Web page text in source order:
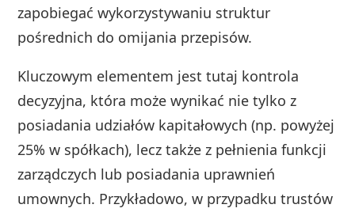
zapobiegać wykorzystywaniu struktur
pośrednich do omijania przepisów.
Kluczowym elementem jest tutaj kontrola
decyzyjna, która może wynikać nie tylko z
posiadania udziałów kapitałowych (np. powyżej
25% w spółkach), lecz także z pełnienia funkcji
zarządczych lub posiadania uprawnień
umownych. Przykładowo, w przypadku trustów